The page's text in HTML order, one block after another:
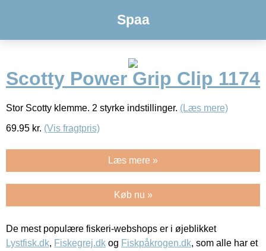
Spaa
Scotty Power Grip Clip 1174
Stor Scotty klemme. 2 styrke indstillinger. (Læs mere)
69.95 kr. (Vis fragtpris)
Læs mere »
Køb nu »
De mest populære fiskeri-webshops er i øjeblikket
Lystfisk.dk, Fiskegrej.dk og Fiskpåkrogen.dk, som alle har et